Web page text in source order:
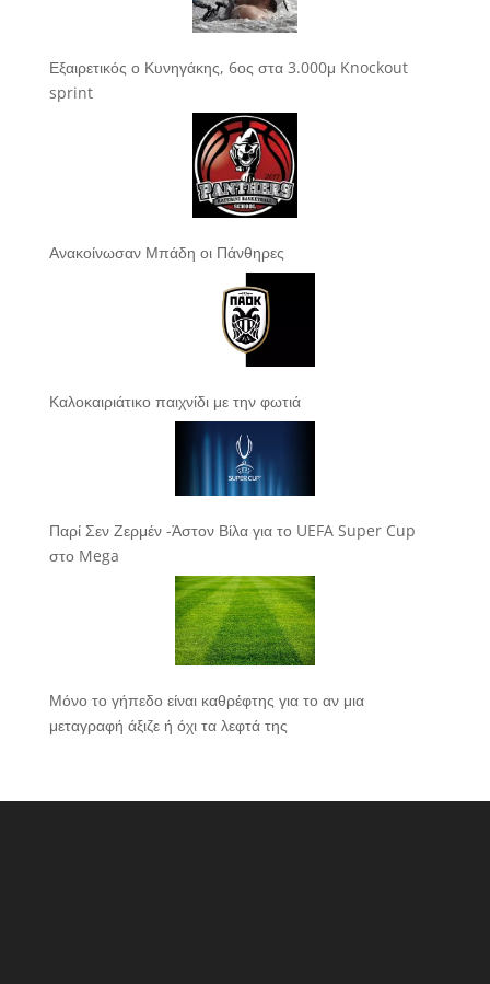
Εξαιρετικός ο Κυνηγάκης, 6ος στα 3.000μ Knockout
sprint
Ανακοίνωσαν Μπάδη οι Πάνθηρες
Καλοκαιριάτικο παιχνίδι με την φωτιά
Παρί Σεν Ζερμέν -Άστον Βίλα για το UEFA Super Cup
στο Mega
Μόνο το γήπεδο είναι καθρέφτης για το αν μια
μεταγραφή άξιζε ή όχι τα λεφτά της